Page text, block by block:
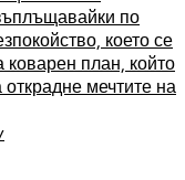
по
което се
план, който
мечтите на